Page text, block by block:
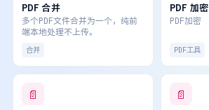
PDF 合并
多个PDF文件合并为一个，纯前
端本地处理不上传。
合并
PDF 加密
PDF加密
PDF工具
📄 📄